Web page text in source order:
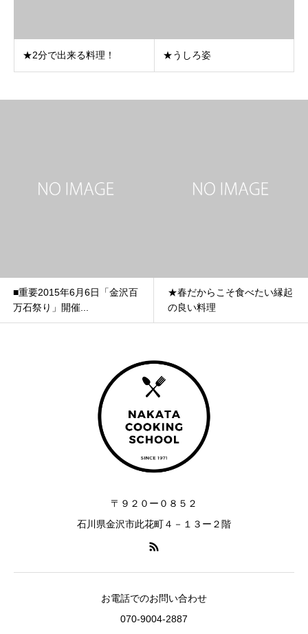
★2分で出来る料理！ ★うしろ姿
■重要2015年6月6日「金沢百
万石祭り」開催...
★春だからこそ食べたい縁起
の良い料理
〒９２０ー０８５２
石川県金沢市此花町４－１３ー２階
お電話でのお問い合わせ
070-9004-2887